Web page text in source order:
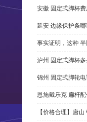
安徽 固定式脚杯
延安 边缘保护条
事实证明，这种
泸州 固定式脚杯
锦州 固定式脚轮
恩施戴乐克 扁杆
【价格合理】唐